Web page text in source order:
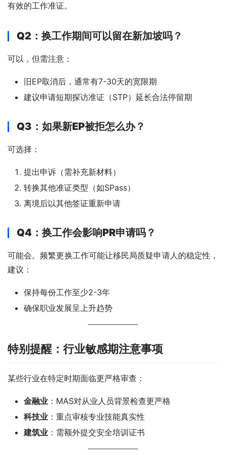
有效的工作准证。
Q2：换工作期间可以留在新加坡吗？
可以，但需注意：
旧EP取消后，通常有7-30天的宽限期
建议申请短期探访准证（STP）延长合法停留期
Q3：如果新EP被拒怎么办？
可选择：
提出申诉（需补充新材料）
转换其他准证类型（如SPass）
离境后以其他签证重新申请
Q4：换工作会影响PR申请吗？
可能会。频繁更换工作可能让移民局质疑申请人的稳定性，
建议：
保持每份工作至少2-3年
确保职业发展呈上升趋势
特别提醒：行业敏感期注意事项
某些行业在特定时期面临更严格审查：
金融业 ：MAS对从业人员背景检查更严格
科技业 ：重点审核专业技能真实性
建筑业 ：需额外提交安全培训证书